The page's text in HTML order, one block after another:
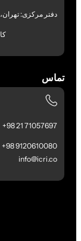
دفتر مرکزی: تهران،
تماس
71057697 21 98+
9120610080 98+
info@icri.co